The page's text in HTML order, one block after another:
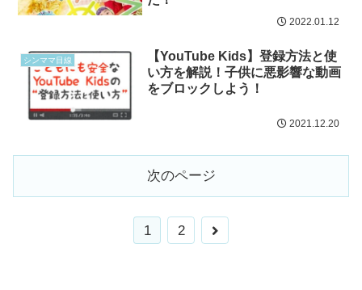
2022.01.12
シンママ目線
【YouTube Kids】登録方法と使
い方を解説！子供に悪影響な動画
をブロックしよう！
2021.12.20
次のページ
1 2